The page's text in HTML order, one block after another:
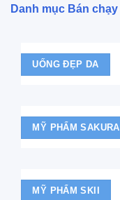
Danh mục Bán chạy
UỐNG ĐẸP DA
MỸ PHẨM SAKURA
MỸ PHẨM SKII